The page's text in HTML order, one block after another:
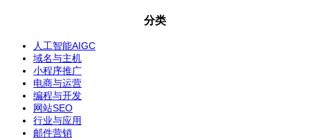
分类
人工智能AIGC
域名与主机
小程序推广
电商与运营
编程与开发
网站SEO
行业与应用
邮件营销